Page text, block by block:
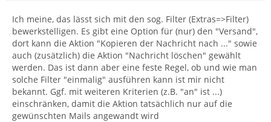
Ich meine, das lässt sich mit den sog. Filter (Extras=>Filter)
bewerkstelligen. Es gibt eine Option für (nur) den "Versand",
dort kann die Aktion "Kopieren der Nachricht nach ..." sowie
auch (zusätzlich) die Aktion "Nachricht löschen" gewählt
werden. Das ist dann aber eine feste Regel, ob und wie man
solche Filter "einmalig" ausführen kann ist mir nicht
bekannt. Ggf. mit weiteren Kriterien (z.B. "an" ist ...)
einschränken, damit die Aktion tatsächlich nur auf die
gewünschten Mails angewandt wird